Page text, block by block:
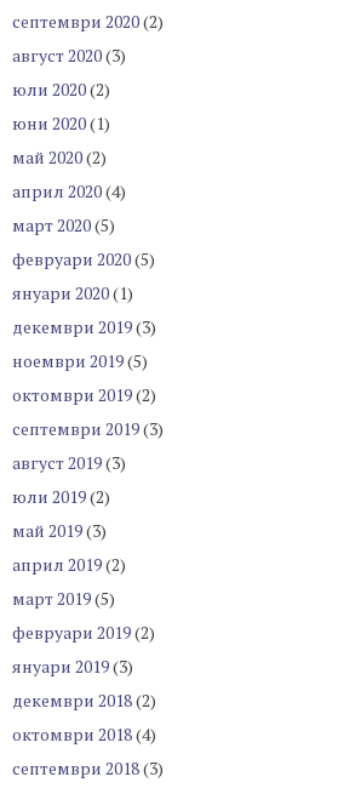
септември 2020(2)
август 2020(3)
юли 2020(2)
юни 2020(1)
май 2020(2)
април 2020(4)
март 2020(5)
февруари 2020(5)
януари 2020(1)
декември 2019(3)
ноември 2019(5)
октомври 2019(2)
септември 2019(3)
август 2019(3)
юли 2019(2)
май 2019(3)
април 2019(2)
март 2019(5)
февруари 2019(2)
януари 2019(3)
декември 2018(2)
октомври 2018(4)
септември 2018(3)